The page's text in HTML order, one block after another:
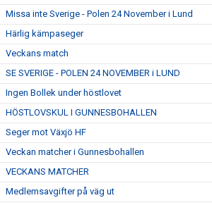
Missa inte Sverige - Polen 24 November i Lund
Härlig kämpaseger
Veckans match
SE SVERIGE - POLEN 24 NOVEMBER i LUND
Ingen Bollek under höstlovet
HÖSTLOVSKUL I GUNNESBOHALLEN
Seger mot Växjö HF
Veckan matcher i Gunnesbohallen
VECKANS MATCHER
Medlemsavgifter på väg ut